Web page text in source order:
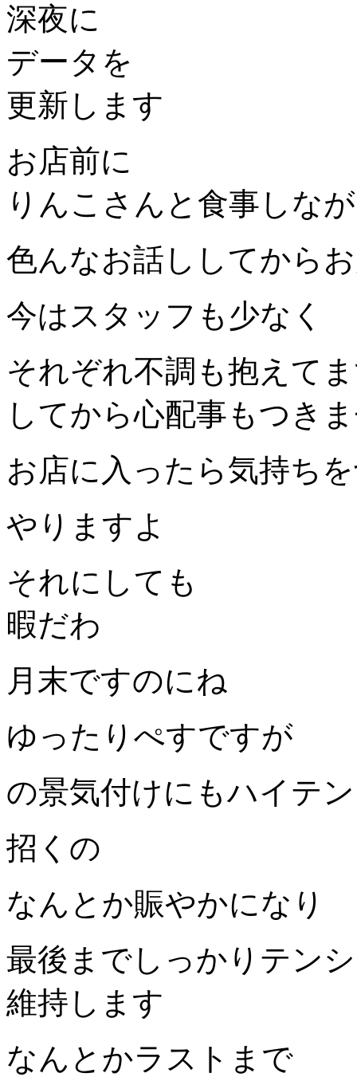
深夜に
データを
更新します
お店前に
りんこさんと食事しな
色んなお話ししてから
今はスタッフも少なく
それぞれ不調も抱えて
してから心配事もつき
お店に入ったら気持ち
やりますよ
それにしても
暇だわ
月末ですのにね
ゆったりぺすですが
の景気付けにもハイテ
招くの
なんとか賑やかになり
最後までしっかりテン
維持します
なんとかラストまで